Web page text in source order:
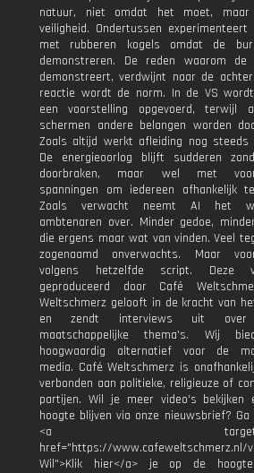
natuur, niet omdat het moet,
veiligheid. Ondertussen
met rubberen kogels omdat de
demonstreren. De reden waarom de
demonstreert, verdwijnt naar de
reactie wordt de norm. In de VS
een voorstelling opgevoerd, terwijl
schermen andere belangen worden
Zoals altijd werkt afleiding nog
De energieoorlog blijft sudderen
doorbraken, maar wel met
spanningen om iedereen afhankelijk
Zoals verwacht neemt AI het
ambtenaren over. Minder gedoe,
die ergens maar wat van vinden. Veel
zogenaamd onverwachts. Maar
volgens hetzelfde script. Deze
geproduceerd door Café
Weltschmerz gelooft in de kracht van
en zendt interviews uit over
maatschappelijke thema's. Wij
hoogwaardig alternatief voor de
media. Café Weltschmerz is
verbonden aan politieke, religieuze of
partijen. Wil je meer video's bekijken
hoogte blijven via onze nieuwsbrief? Ga
<a
href="https://www.cafeweltschmerz.nl/
Wil">Klik hier</a> je op de